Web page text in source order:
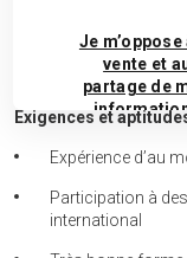
Cinq types d’équipes
les groupes
ainsi que les duos
Exigences et
Expérience d’au
Participation à
international
Je m’oppose
vente et
partage de
privées